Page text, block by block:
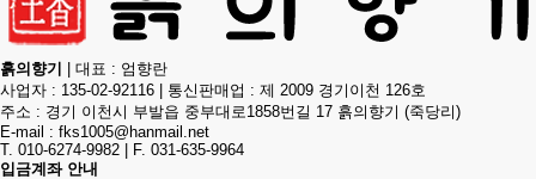
흙의향기 | 대표 : 엄향란
사업자 : 135-02-92116 | 통신판매업 : 제 2009 경기이천 126호
주소 : 경기 이천시 부발읍 중부대로1858번길 17 흙의향기 (죽당리)
E-mail : fks1005@hanmail.net
T. 010-6274-9982 | F. 031-635-9964
입금계좌 안내